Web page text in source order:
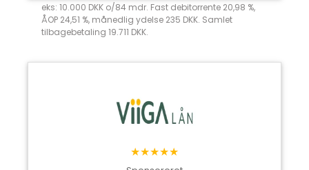
eks: 10.000 DKK o/84 mdr. Fast debitorrente 20,98 %,
ÅOP 24,51 %, månedlig ydelse 235 DKK. Samlet
tilbagebetaling 19.711 DKK.
★★★★★